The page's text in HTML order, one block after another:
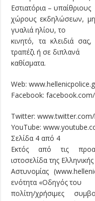
Εστιατόρια – υπαίθριους
χώρους εκδηλώσεων,
γυαλιά ηλίου, το
κινητό, τα κλειδιά
τραπέζι ή σε διπλανά
καθίσματα.
Web:
Facebook:
Twitter:
YouTube:
Σελίδα 4 από 4
Εκτός από τις
ιστοσελίδα της Ελληνικής
Αστυνομίας
ενότητα «Οδηγός του
πολίτη/χρήσιμες